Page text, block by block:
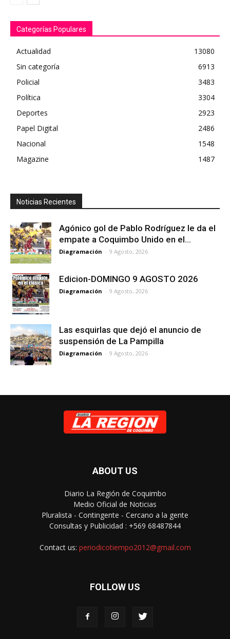
Categorías Populares
Actualidad
13080
Sin categoría
6913
Policial
3483
Política
3304
Deportes
2923
Papel Digital
2486
Nacional
1548
Magazine
1487
Noticias Recientes
Agónico gol de Pablo Rodríguez le da el
empate a Coquimbo Unido en el...
Diagramación - 9 Agosto, 2026
Edicion-DOMINGO 9 AGOSTO 2026
Diagramación - 9 Agosto, 2026
Las esquirlas que dejó el anuncio de
suspensión de La Pampilla
Diagramación - 9 Agosto, 2026
ABOUT US
Diario La Región de Coquimbo
Medio Oficial de Noticias
Pluralista - Contingente - Cercano a la gente
Consultas y Publicidad : +569 68487844
Contact us: periodicotiempo2012@gmail.com
FOLLOW US